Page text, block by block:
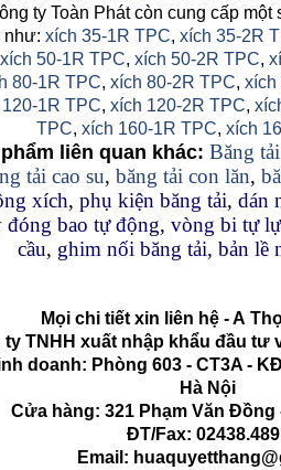
ty Toàn Phát còn cung cấp một
như: xích 35-1R TPC, xích 35-2R
xích 50-1R TPC, xích 50-2R TPC,
80-1R TPC, xích 80-2R TPC, xích
1R TPC, xích 120-2R TPC,
TPC, xích 160-1R TPC, xích
liên quan khác: Băng
tải cao su, băng tải con lăn,
xích, phụ kiện băng tải, dán
đóng bao tự động, vòng bi tự
cầu, ghim nối băng tải, bản lề
Mọi chi tiết xin liên hệ - A
TNHH xuất nhập khẩu đầu tư
doanh: Phòng 603 - CT3A -
Hà Nội
hàng: 321 Phạm Văn Đồng
ĐT/Fax:
Email: